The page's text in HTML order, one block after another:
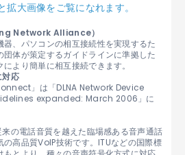
大画像をご覧になれます。
Network Alliance）
器、パソコンの相互接続性を実現するた
団体が策定するガイドラインに準拠した
より簡単に相互接続できます。
対応
」は「DLNA Network Device
expanded: March 2006」に
の電話音質を越えた臨場感ある音声通話
の高品質VoIP技術です。ITUなどの国際標